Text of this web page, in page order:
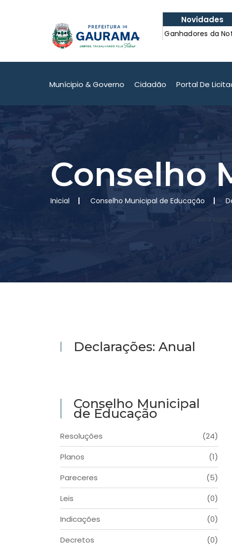
Novidades
do atendimento em Confira os Ganhadores da Nota
Munícipio & Governo Cidadão Portal De
Conselho
Inicial Conselho Municipal de Educação
Declarações: Anual
Conselho Municipal
de Educação
Resoluções
(24)
Planos
(1)
Pareceres
(5)
Leis
(0)
Indicações
(0)
Decretos
(0)